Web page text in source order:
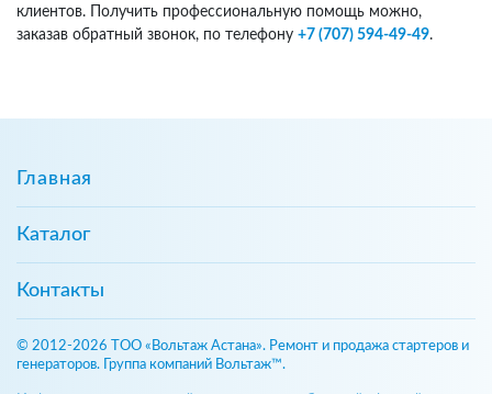
клиентов. Получить профессиональную помощь можно,
заказав обратный звонок, по телефону +7 (707) 594-49-49.
Главная
Каталог
Контакты
© 2012-2026 ТОО «Вольтаж Астана». Ремонт и продажа стартеров и
генераторов. Группа компаний Вольтаж™.